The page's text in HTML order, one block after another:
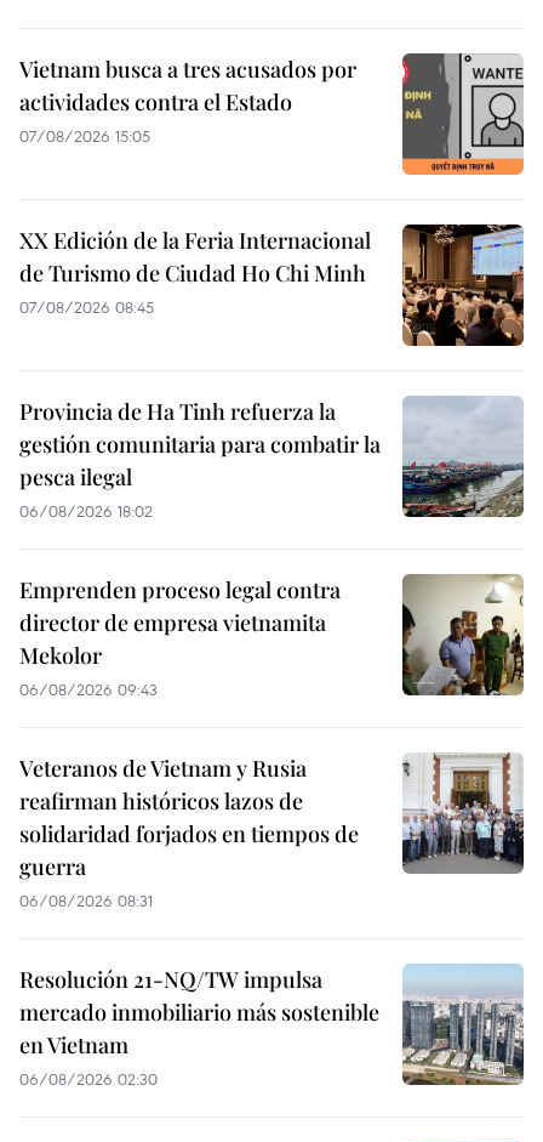
Vietnam busca a tres acusados por
actividades contra el Estado
07/08/2026 15:05
XX Edición de la Feria Internacional
de Turismo de Ciudad Ho Chi Minh
07/08/2026 08:45
Provincia de Ha Tinh refuerza la
gestión comunitaria para combatir la
pesca ilegal
06/08/2026 18:02
Emprenden proceso legal contra
director de empresa vietnamita
Mekolor
06/08/2026 09:43
Veteranos de Vietnam y Rusia
reafirman históricos lazos de
solidaridad forjados en tiempos de
guerra
06/08/2026 08:31
Resolución 21-NQ/TW impulsa
mercado inmobiliario más sostenible
en Vietnam
06/08/2026 02:30